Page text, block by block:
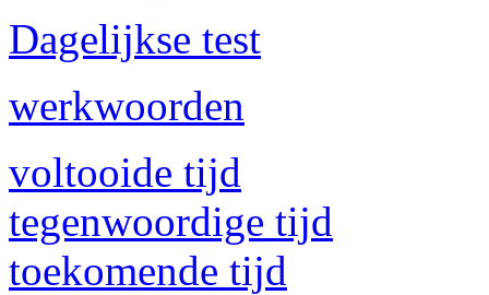
Dagelijkse test
werkwoorden
voltooide tijd
tegenwoordige tijd
toekomende tijd